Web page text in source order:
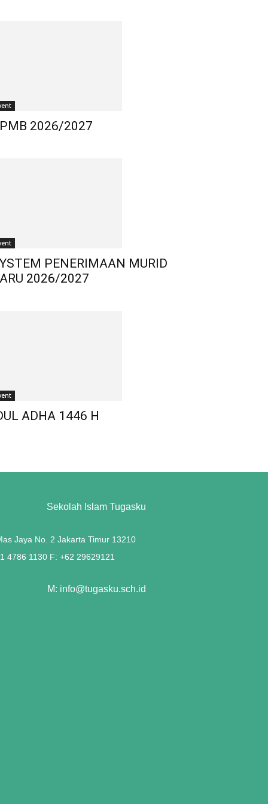
2026/2027
PENERIMAAN MURID
2026/2027
ADHA 1446 H
Sekolah Islam Tugasku
Jaya No. 2 Jakarta Timur 13210
4786 1130 F: +62 29629121
M: info@tugasku.sch.id